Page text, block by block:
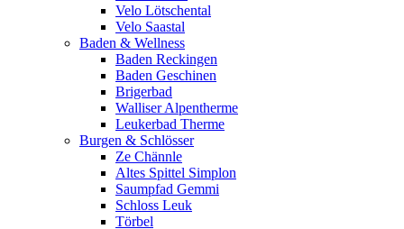
Velo Lötschental
Velo Saastal
Baden & Wellness
Baden Reckingen
Baden Geschinen
Brigerbad
Walliser Alpentherme
Leukerbad Therme
Burgen & Schlösser
Ze Chännle
Altes Spittel Simplon
Saumpfad Gemmi
Schloss Leuk
Törbel